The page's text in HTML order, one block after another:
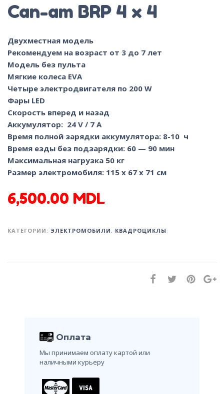
Can-am BRP 4 x 4
Двухместная модель
Рекомендуем на возраст от 3 до 7 лет
Модель без пульта
Мягкие колеса EVA
Четыре электродвигателя по 200 W
Фары LED
Скорость вперед и назад
Аккумулятор: 24 V / 7 A
Время полной зарядки аккумулятора: 8-10 ч
Время езды без подзарядки: 60 — 90 мин
Максимальная нагрузка 50 кг
Размер электромобиля: 115 x 67 x 71 см
6,500.00 MDL
КАТЕГОРИИ: ЭЛЕКТРОМОБИЛИ , КВАДРОЦИКЛЫ
Оплата
Мы принимаем оплату картой или
наличными курьеру